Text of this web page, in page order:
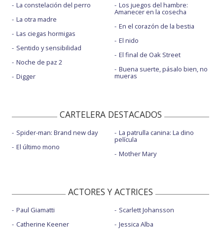
La constelación del perro
La otra madre
Las ciegas hormigas
Sentido y sensibilidad
Noche de paz 2
Digger
Los juegos del hambre:
Amanecer en la cosecha
En el corazón de la bestia
El nido
El final de Oak Street
Buena suerte, pásalo bien, no
mueras
CARTELERA DESTACADOS
Spider-man: Brand new day
El último mono
La patrulla canina: La dino
película
Mother Mary
ACTORES Y ACTRICES
Paul Giamatti
Catherine Keener
Scarlett Johansson
Jessica Alba